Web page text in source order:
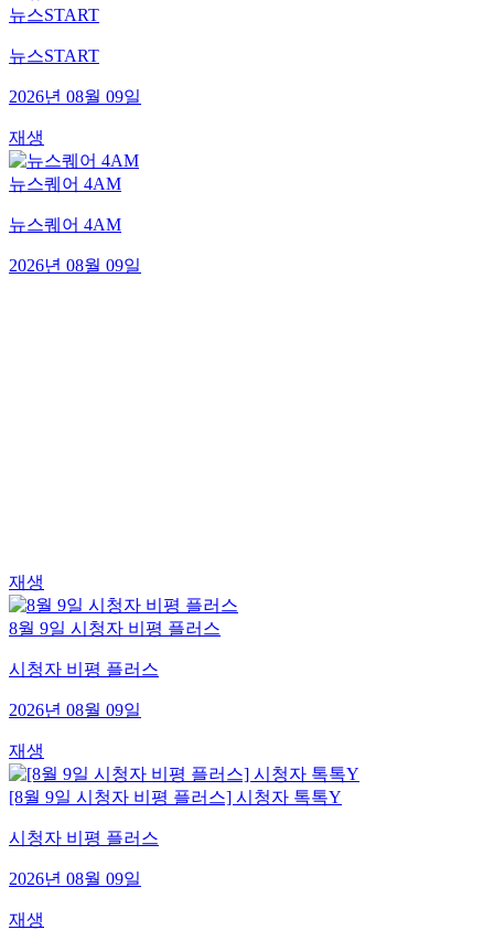
뉴스START
뉴스START
2026년 08월 09일
재생
뉴스퀘어 4AM
뉴스퀘어 4AM
2026년 08월 09일
재생
8월 9일 시청자 비평 플러스
시청자 비평 플러스
2026년 08월 09일
재생
[8월 9일 시청자 비평 플러스] 시청자 톡톡Y
시청자 비평 플러스
2026년 08월 09일
재생